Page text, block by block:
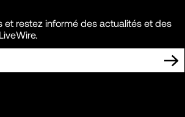
et restez informé des actualités et des